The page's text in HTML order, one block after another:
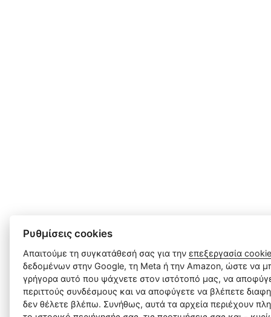
Ρυθμίσεις cookies
Απαιτούμε τη συγκατάθεσή σας για τηνεπεξεργασία
δεδομένων στην Google, τη Meta ή την Amazon, ώστε να
γρήγορα αυτό που ψάχνετε στον ιστότοπό μας, να
περιττούς συνδέσμους και να αποφύγετε να βλέπετε
δεν θέλετε βλέπω. Συνήθως, αυτά τα αρχεία περιέχουν